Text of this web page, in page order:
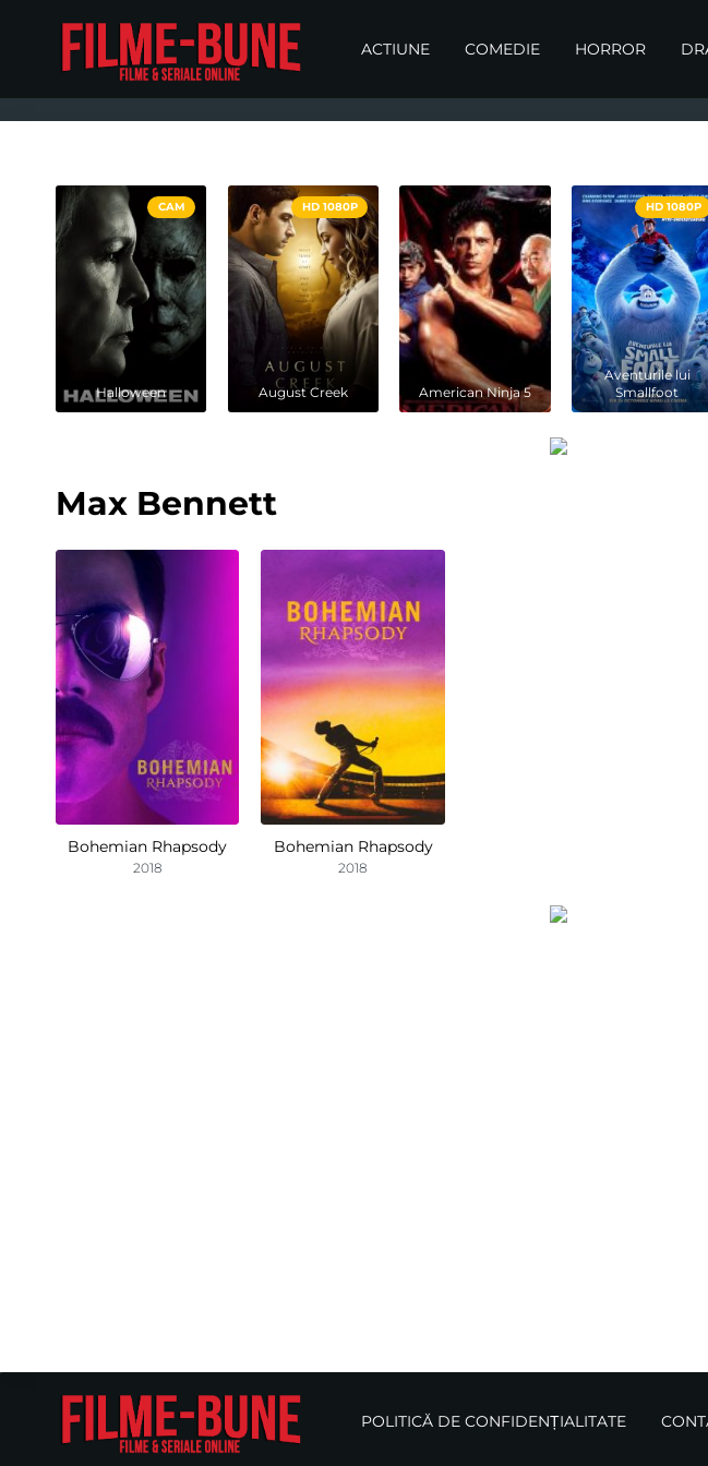
ACTIUNE COMEDIE HORROR
CAM
Halloween
HD 1080P
August Creek American Ninja 5
HD 1080P
Aventurile lui
Smallfoot
Max Bennett
Bohemian Rhapsody
2018
Bohemian Rhapsody
2018
POLITICĂ DE CONFIDENȚIALITATE